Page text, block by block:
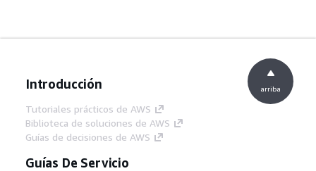
Introducción
Tutoriales prácticos de AWS
Biblioteca de soluciones de AWS
Guías de decisiones de AWS
Guías De Servicio
arriba